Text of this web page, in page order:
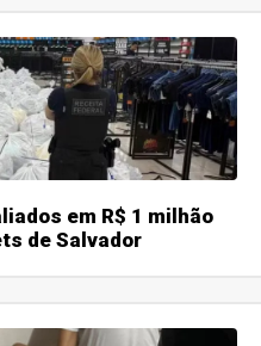
em R$ 1 milhão
de Salvador